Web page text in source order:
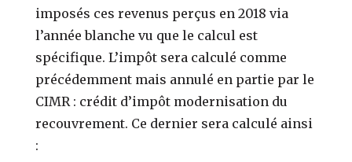
imposés ces revenus perçus en 2018 via
l’année blanche vu que le calcul est
spécifique. L’impôt sera calculé comme
précédemment mais annulé en partie par le
CIMR : crédit d’impôt modernisation du
recouvrement. Ce dernier sera calculé ainsi
: